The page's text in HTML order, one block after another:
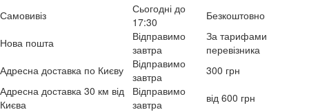
Самовивіз
Сьогодні до
17:30
Безкоштовно
Нова пошта
Відправимо
завтра
За тарифами
перевізника
Адресна доставка по Києву
Відправимо
завтра
300 грн
Адресна доставка 30 км від
Києва
Відправимо
завтра
від 600 грн